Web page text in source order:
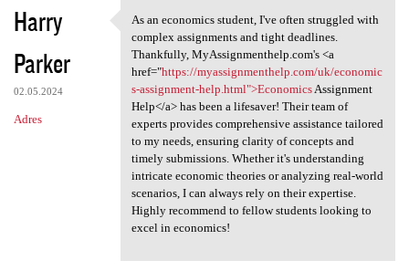
Harry
Parker
02.05.2024
Adres
As an economics student, I've
As an economics student, I've often struggled with
complex assignments and tight deadlines.
Thankfully, MyAssignmenthelp.com's <a
href="https://myassignmenthelp.com/uk/economic
s-assignment-help.html">EconomicsAssignment
Help</a> has been a lifesaver! Their team of
experts provides comprehensive assistance tailored
to my needs, ensuring clarity of concepts and
timely submissions. Whether it's understanding
intricate economic theories or analyzing real-world
scenarios, I can always rely on their expertise.
Highly recommend to fellow students looking to
excel in economics!